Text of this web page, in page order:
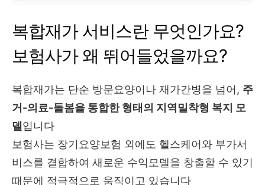
복합재가 서비스란 무엇인가요?
보험사가 왜 뛰어들었을까요?
복합재가는 단순 방문요양이나 재가간병을 넘어, 주
거-의료-돌봄을 통합한 형태의 지역밀착형 복지 모
델 입니다
보험사는 장기요양보험 외에도 헬스케어와 부가서
비스를 결합하여 새로운 수익모델을 창출할 수 있기
때문에 적극적으로 움직이고 있습니다